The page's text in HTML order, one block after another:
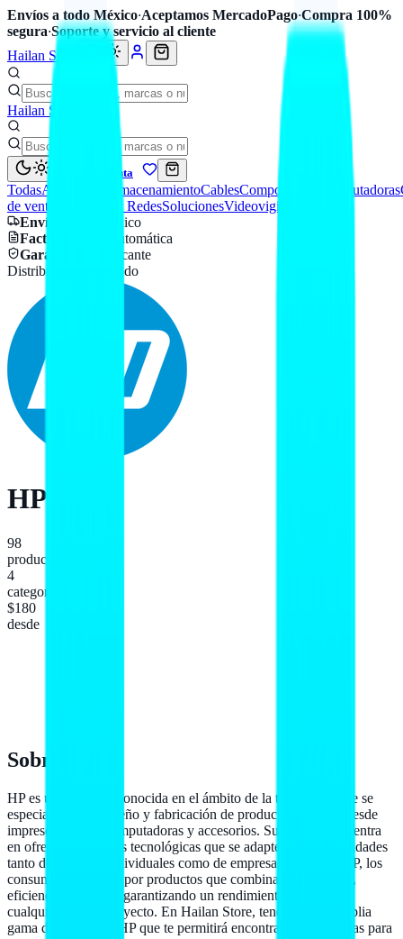
Envíos a todo México·Aceptamos MercadoPago·Compra 100%
segura·Soporte y servicio al cliente
Hailan Store
Hailan Store
Mi cuenta
TodasAccesorios AlmacenamientoCablesComponentes Computadoras
de venta
Seguridad y RedesSolucionesVideovigilancia
Envío
a todo México
Factura CFDI
automática
Garantía
de fabricante
Distribuidor autorizado
HP
98
productos
4
categorías
$180
desde
Sobre
HP es una marca reconocida en el ámbito de la tecnología que se
especializa en el diseño y fabricación de productos que van desde
impresoras hasta computadoras y accesorios. Su enfoque se centra
en ofrecer soluciones tecnológicas que se adapten a las necesidades
tanto de usuarios individuales como de empresas. Al elegir HP, los
consumidores optan por productos que combinan innovación,
eficiencia y calidad, garantizando un rendimiento óptimo en
cualquier tarea o proyecto. En Hailan Store, tenemos una amplia
gama de productos HP que te permitirá encontrar lo que buscas para